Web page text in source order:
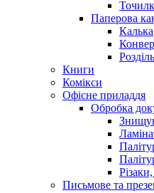
Паперова
Калька
Книги
Комікси
Офісне приладдя
Обробка
Письмове та